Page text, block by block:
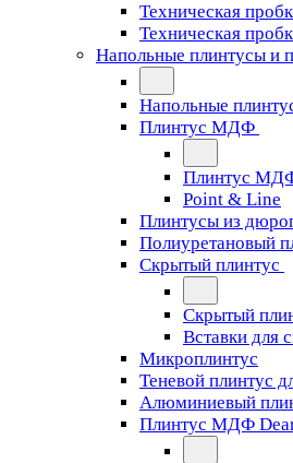
Техническая
Техническая
Напольные плинтусы и
Напольные
Плинтус МДФ
Плинтус
Point & Line
Плинтусы из
Полиуретановый
Скрытый плинтус
Скрытый
Вставки для
Микроплинтус
Теневой плинтус
Алюминиевый
Плинтус МДФ